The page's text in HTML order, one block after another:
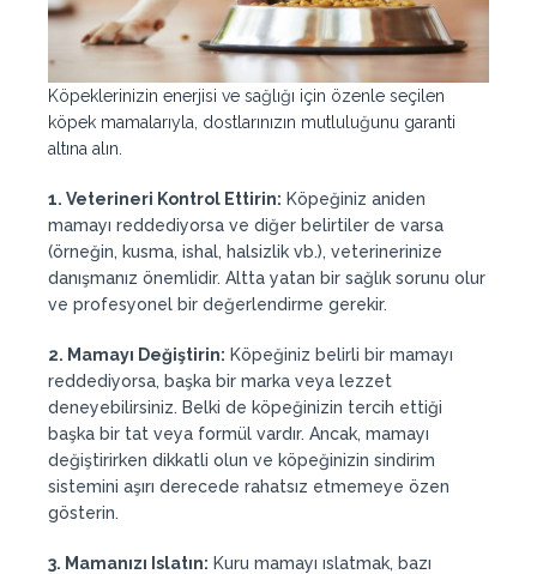
Köpeklerinizin enerjisi ve sağlığı için özenle seçilen
köpek mamalarıyla, dostlarınızın mutluluğunu garanti
altına alın.
1. Veterineri Kontrol Ettirin: Köpeğiniz aniden
mamayı reddediyorsa ve diğer belirtiler de varsa
(örneğin, kusma, ishal, halsizlik vb.), veterinerinize
danışmanız önemlidir. Altta yatan bir sağlık sorunu olur
ve profesyonel bir değerlendirme gerekir.
2. Mamayı Değiştirin: Köpeğiniz belirli bir mamayı
reddediyorsa, başka bir marka veya lezzet
deneyebilirsiniz. Belki de köpeğinizin tercih ettiği
başka bir tat veya formül vardır. Ancak, mamayı
değiştirirken dikkatli olun ve köpeğinizin sindirim
sistemini aşırı derecede rahatsız etmemeye özen
gösterin.
3. Mamanızı Islatın: Kuru mamayı ıslatmak, bazı